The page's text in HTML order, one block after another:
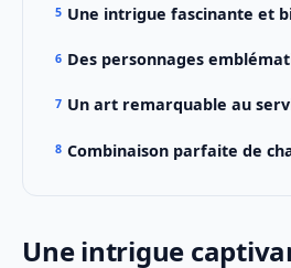
Une intrigue fascinante et
Des personnages
Un art remarquable au
Combinaison parfaite de
Une intrigue